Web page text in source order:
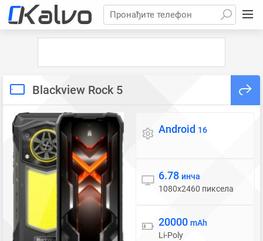
Пронађите телефон
Blackview Rock 5
Оперативни систем
Android 16
Екран
6.78 инча
1080x2460 пиксела
Батерија
20000 mAh
Li-Poly